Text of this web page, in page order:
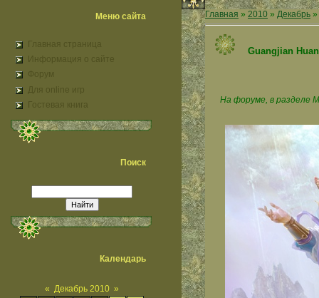
Меню сайта
Главная страница
Информация о сайте
Форум
Для online игр
Гостевая книга
Поиск
Календарь
« Декабрь 2010 »
Главная » 2010 » Декабрь »
Guangjian
На форуме, в разделе